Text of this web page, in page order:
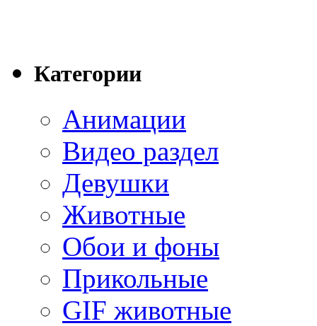
Категории
Анимации
Видео раздел
Девушки
Животные
Обои и фоны
Прикольные
GIF животные